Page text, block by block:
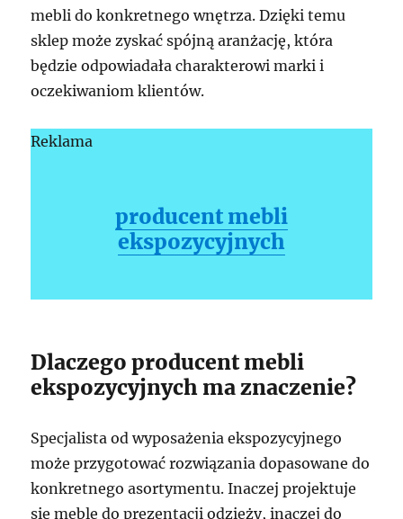
mebli do konkretnego wnętrza. Dzięki temu
sklep może zyskać spójną aranżację, która
będzie odpowiadała charakterowi marki i
oczekiwaniom klientów.
Reklama
producent mebli
ekspozycyjnych
Dlaczego producent mebli
ekspozycyjnych ma znaczenie?
Specjalista od wyposażenia ekspozycyjnego
może przygotować rozwiązania dopasowane do
konkretnego asortymentu. Inaczej projektuje
się meble do prezentacji odzieży, inaczej do